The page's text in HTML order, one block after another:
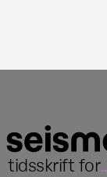
tidsskrift for